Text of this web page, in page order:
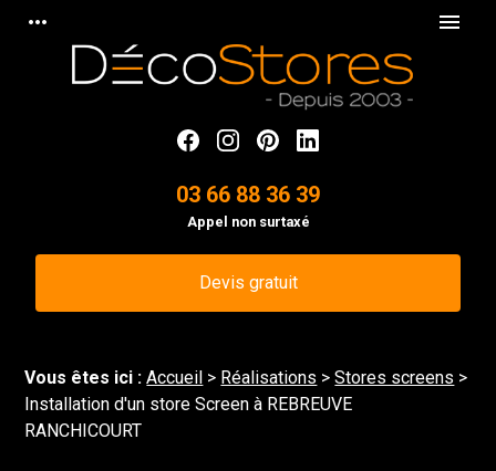
more_horiz menu
03 66 88 36 39
Appel non surtaxé
Devis gratuit
Vous êtes ici :Accueil > Réalisations >Stores screens >
Installation d'un store Screen à REBREUVE
RANCHICOURT